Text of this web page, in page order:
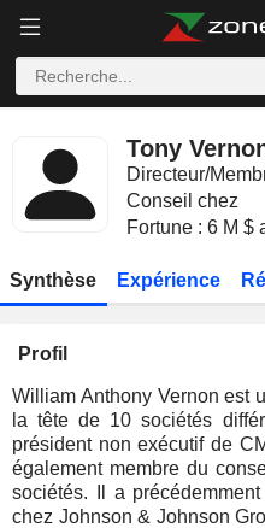
Tony
Directeur/
Conseil chez
Fortune : 6 M $
Synthèse Expérience
Profil
William Anthony Vernon est
la tête de 10 sociétés
président non exécutif de
également membre du
sociétés. Il a
chez Johnson & Johnson